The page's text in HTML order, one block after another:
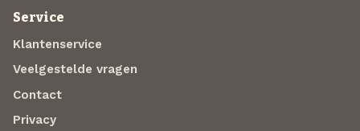
Service
Klantenservice
Veelgestelde vragen
Contact
Privacy